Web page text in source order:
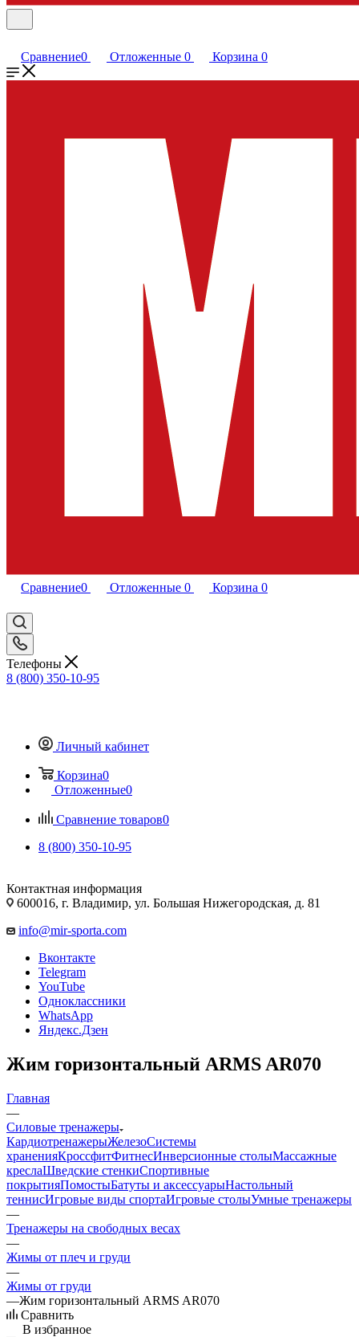
Сравнение0 Отложенные 0 Корзина 0
Сравнение0 Отложенные 0 Корзина 0
Телефоны
8 (800) 350-10-95
Личный кабинет
Корзина0
Отложенные0
Сравнение товаров0
8 (800) 350-10-95
Контактная информация
600016, г. Владимир, ул. Большая Нижегородская, д. 81
info@mir-sporta.com
Вконтакте
Telegram
YouTube
Одноклассники
WhatsApp
Яндекс.Дзен
Жим горизонтальный ARMS AR070
Главная
—
Силовые тренажеры
КардиотренажерыЖелезоСистемы
храненияКроссфитФитнесИнверсионные столыМассажные
креслаШведские стенкиСпортивные
покрытияПомостыБатуты и аксессуарыНастольный
теннисИгровые виды спортаИгровые столыУмные тренажеры
—
Тренажеры на свободных весах
—
Жимы от плеч и груди
—
Жимы от груди
—Жим горизонтальный ARMS AR070
Сравнить
В избранное